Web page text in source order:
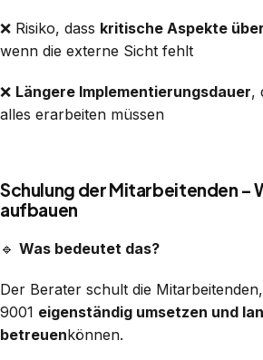
❌ Risiko, dass kritische Aspekte
wenn die externe Sicht fehlt
❌ Längere Implementierungsdauer,
alles erarbeiten müssen
Schulung der Mitarbeitenden –
aufbauen
🔹 Was bedeutet das?
Der Berater schult die
9001 eigenständig umsetzen und
betreuenkönnen.